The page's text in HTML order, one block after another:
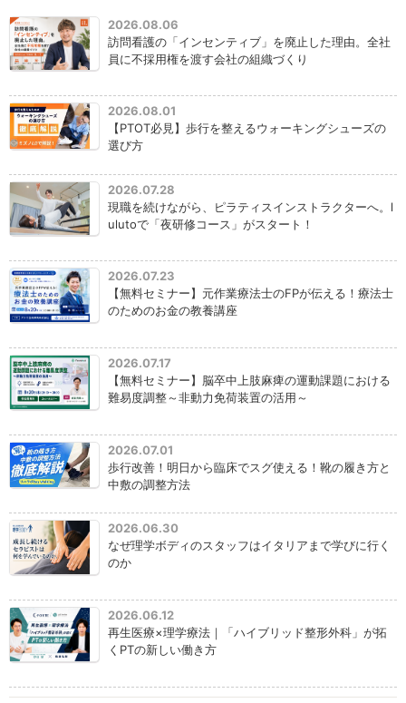
2026.08.06
訪問看護の「インセンティブ」を廃止した理由。全社
員に不採用権を渡す会社の組織づくり
2026.08.01
【PTOT必見】歩行を整えるウォーキングシューズの
選び方
2026.07.28
現職を続けながら、ピラティスインストラクターへ。l
ulutoで「夜研修コース」がスタート！
2026.07.23
【無料セミナー】元作業療法士のFPが伝える！療法士
のためのお金の教養講座
2026.07.17
【無料セミナー】脳卒中上肢麻痺の運動課題における
難易度調整～非動力免荷装置の活用～
2026.07.01
歩行改善！明日から臨床でスグ使える！靴の履き方と
中敷の調整方法
2026.06.30
なぜ理学ボディのスタッフはイタリアまで学びに行く
のか
2026.06.12
再生医療×理学療法｜「ハイブリッド整形外科」が拓
くPTの新しい働き方